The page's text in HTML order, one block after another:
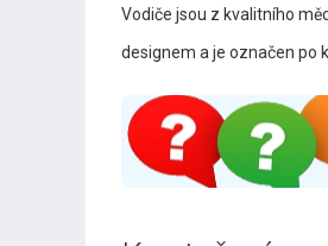
Vodiče jsou z kvalitního
designem a je označen po